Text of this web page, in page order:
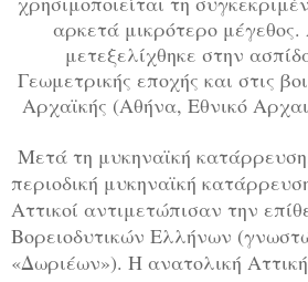
αρκετά μικρότερο
μετεξελίχθηκε στην
Γεωμετρικής εποχής και στις
Αρχαϊκής (Αθήνα, Εθνικό
Μετά τη μυκηναϊκή
περιοδική μυκηναϊκή
Αττικοί αντιμετώπισαν την
Βορειοδυτικών Ελλήνων
«Δωριέων»). Η ανατολική